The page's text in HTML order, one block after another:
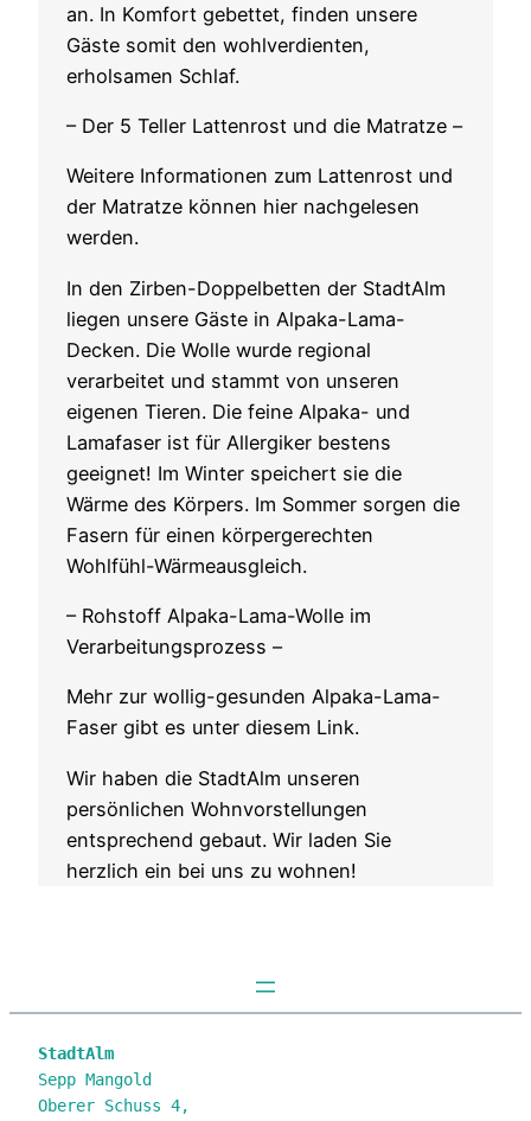
an. In Komfort gebettet, finden unsere
Gäste somit den wohlverdienten,
erholsamen Schlaf.
– Der 5 Teller Lattenrost und die Matratze –
Weitere Informationen zum Lattenrost und
der Matratze können hier nachgelesen
werden.
In den Zirben-Doppelbetten der StadtAlm
liegen unsere Gäste in Alpaka-Lama-
Decken. Die Wolle wurde regional
verarbeitet und stammt von unseren
eigenen Tieren. Die feine Alpaka- und
Lamafaser ist für Allergiker bestens
geeignet! Im Winter speichert sie die
Wärme des Körpers. Im Sommer sorgen die
Fasern für einen körpergerechten
Wohlfühl-Wärmeausgleich.
– Rohstoff Alpaka-Lama-Wolle im
Verarbeitungsprozess –
Mehr zur wollig-gesunden Alpaka-Lama-
Faser gibt es unter diesem Link.
Wir haben die StadtAlm unseren
persönlichen Wohnvorstellungen
entsprechend gebaut. Wir laden Sie
herzlich ein bei uns zu wohnen!
StadtAlm
Sepp Mangold
Oberer Schuss 4,